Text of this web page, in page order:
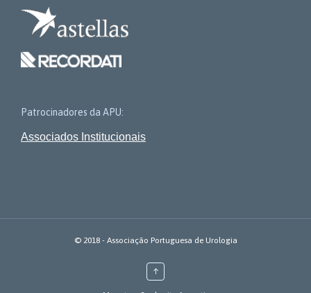
Patrocinadores da APU:
Associados Institucionais
© 2018 - Associação Portuguesa de Urologia
↑